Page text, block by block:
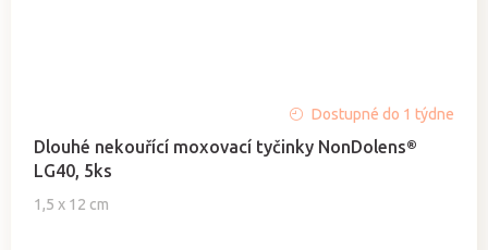
Dlouhé nekouřící moxovací tyčinky NonDolens®
LG40, 5ks
1,5 x 12 cm
Dostupné do 1 týdne